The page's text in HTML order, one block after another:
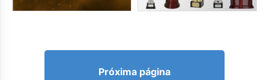
Próxima página